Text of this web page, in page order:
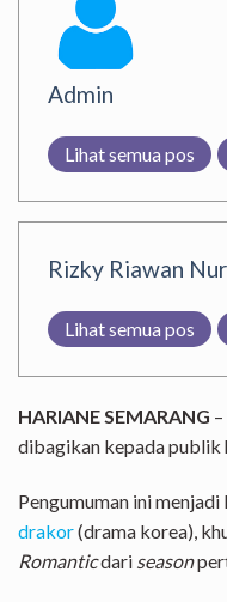
Admin
Lihat semua pos
Rizky Riawan
Lihat semua pos
HARIANE SEMARANG
dibagikan kepada publik
Pengumuman ini
drakor(drama korea),
Romanticdari season